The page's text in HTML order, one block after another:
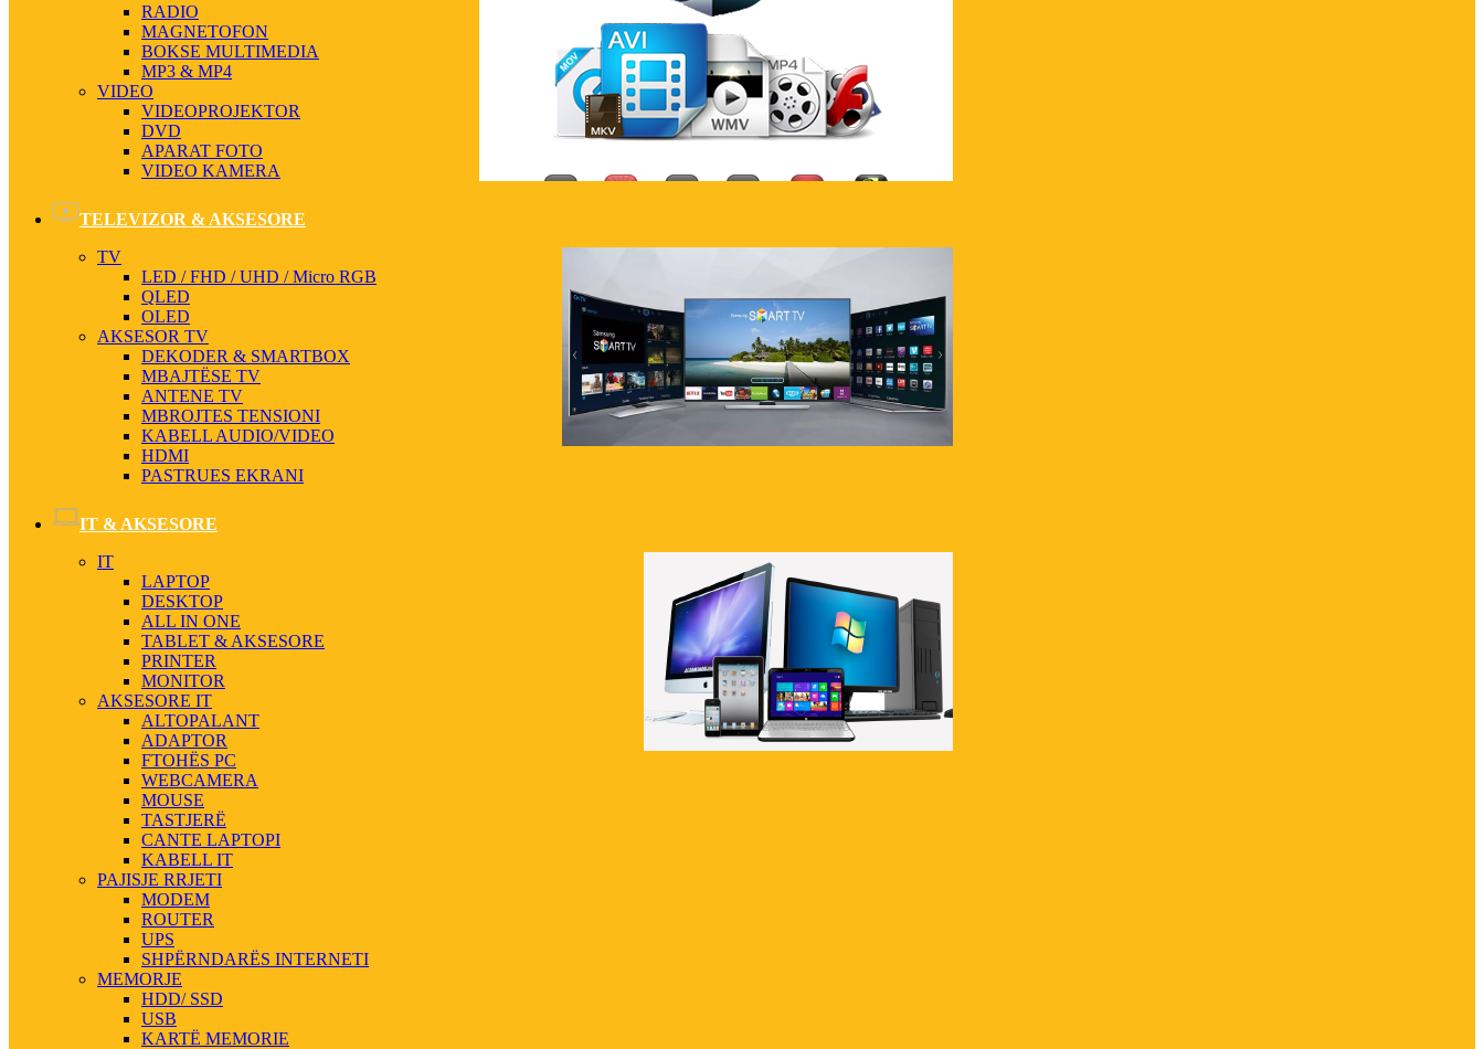
RADIO
MAGNETOFON
BOKSE MULTIMEDIA
MP3 & MP4
VIDEO
VIDEOPROJEKTOR
DVD
APARAT FOTO
VIDEO KAMERA
TELEVIZOR & AKSESORE
TV
LED / FHD / UHD / Micro RGB
QLED
OLED
AKSESOR TV
DEKODER & SMARTBOX
MBAJTËSE TV
ANTENE TV
MBROJTES TENSIONI
KABELL AUDIO/VIDEO
HDMI
PASTRUES EKRANI
IT & AKSESORE
IT
LAPTOP
DESKTOP
ALL IN ONE
TABLET & AKSESORE
PRINTER
MONITOR
AKSESORE IT
ALTOPALANT
ADAPTOR
FTOHËS PC
WEBCAMERA
MOUSE
TASTJERË
CANTE LAPTOPI
KABELL IT
PAJISJE RRJETI
MODEM
ROUTER
UPS
SHPËRNDARËS INTERNETI
MEMORJE
HDD/ SSD
USB
KARTË MEMORIE